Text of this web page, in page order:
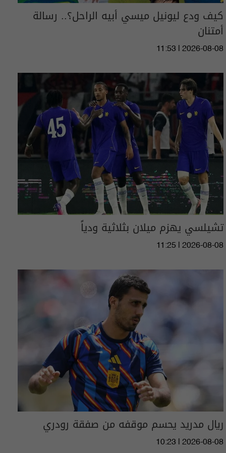
كيف ودع ليونيل ميسي أبيه الراحل؟.. رسالة
أمتنان
11:53 | 2026-08-08
تشيلسي يهزم ميلان بثلاثية ودياً
11:25 | 2026-08-08
ريال مدريد يحسم موقفه من صفقة رودري
10:23 | 2026-08-08